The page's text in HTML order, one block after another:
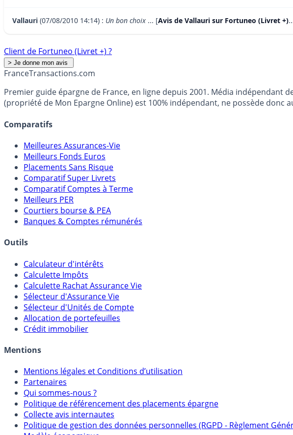
Vallauri (07/08/2010 14:14) : Un bon choix ... [Avis de Vallauri sur Fortuneo (Livret +)
Client de Fortuneo (Livret +) ?
FranceTransactions.com
Premier guide épargne de France, en ligne depuis 2001. Média
(propriété de Mon Epargne Online) est 100% indépendant, ne possède donc
Comparatifs
Meilleures Assurances-Vie
Meilleurs Fonds Euros
Placements Sans Risque
Comparatif Super Livrets
Comparatif Comptes à Terme
Meilleurs PER
Courtiers bourse & PEA
Banques & Comptes rémunérés
Outils
Calculateur d'intérêts
Calculette Impôts
Calculette Rachat Assurance Vie
Sélecteur d'Assurance Vie
Sélecteur d'Unités de Compte
Allocation de portefeuilles
Crédit immobilier
Mentions
Mentions légales et Conditions d’utilisation
Partenaires
Qui sommes-nous ?
Politique de référencement des placements épargne
Collecte avis internautes
Politique de gestion des données personnelles (RGPD - Règlement